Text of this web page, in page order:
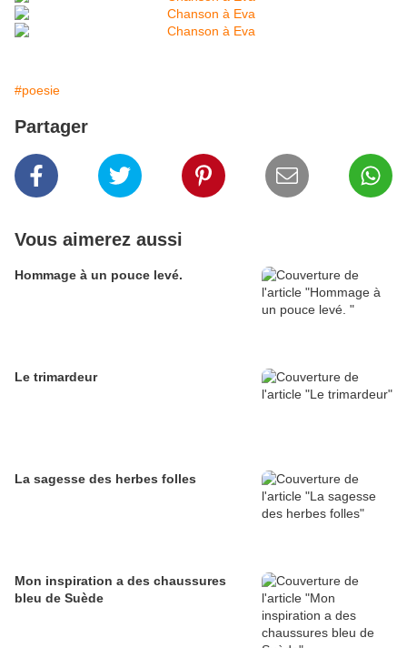
#poesie
Partager
Vous aimerez aussi
Hommage à un pouce levé.
Le trimardeur
La sagesse des herbes folles
Mon inspiration a des chaussures
bleu de Suède